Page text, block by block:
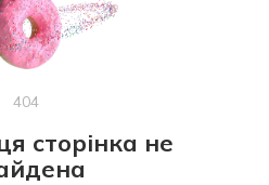
404
сторінка не